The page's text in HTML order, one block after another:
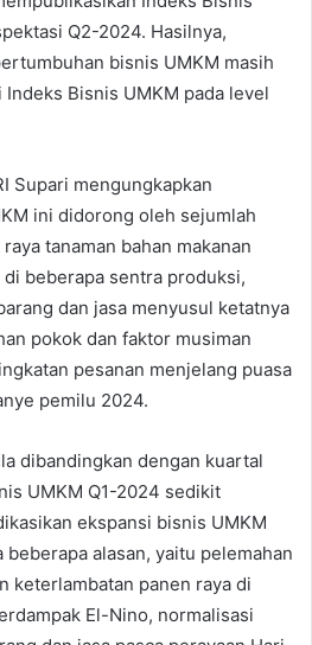
Q2-2024. Hasilnya,
bisnis UMKM masih
Bisnis UMKM pada level
Supari mengungkapkan
ini didorong oleh sejumlah
tanaman bahan makanan
beberapa sentra produksi,
dan jasa menyusul ketatnya
pokok dan faktor musiman
pesanan menjelang puasa
pemilu 2024.
dibandingkan dengan kuartal
UMKM Q1-2024 sedikit
ekspansi bisnis UMKM
alasan, yaitu pelemahan
keterlambatan panen raya di
El-Nino, normalisasi